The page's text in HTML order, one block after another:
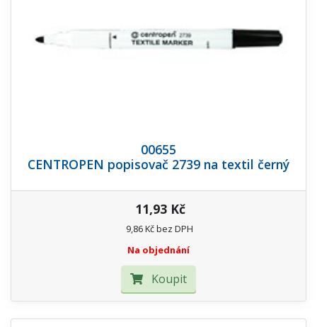
00655
CENTROPEN popisovač 2739 na textil černý
11,93 Kč
9,86 Kč bez DPH
Na objednání
Koupit